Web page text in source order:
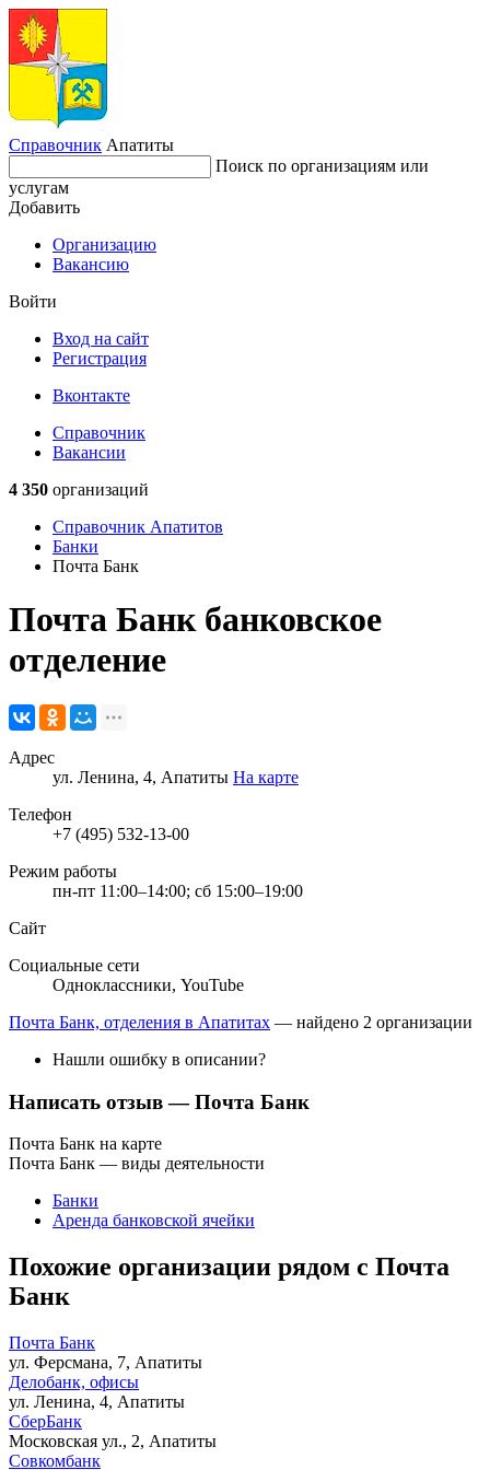
Справочник Апатиты
Поиск по организациям или
услугам
Добавить
Организацию
Вакансию
Войти
Вход на сайт
Регистрация
Вконтакте
Справочник
Вакансии
4 350 организаций
Справочник Апатитов
Банки
Почта Банк
Почта Банк банковское
отделение
Адрес
ул. Ленина, 4, Апатиты На карте
Телефон
+7 (495) 532-13-00
Режим работы
пн-пт 11:00–14:00; сб 15:00–19:00
Сайт
Социальные сети
Одноклассники, YouTube
Почта Банк, отделения в Апатитах — найдено 2 организации
Нашли ошибку в описании?
Написать отзыв— Почта Банк
Почта Банк на карте
Почта Банк — виды деятельности
Банки
Аренда банковской ячейки
Похожие организации рядом с Почта
Банк
Почта Банк
ул. Ферсмана, 7, Апатиты
Делобанк, офисы
ул. Ленина, 4, Апатиты
СберБанк
Московская ул., 2, Апатиты
Совкомбанк